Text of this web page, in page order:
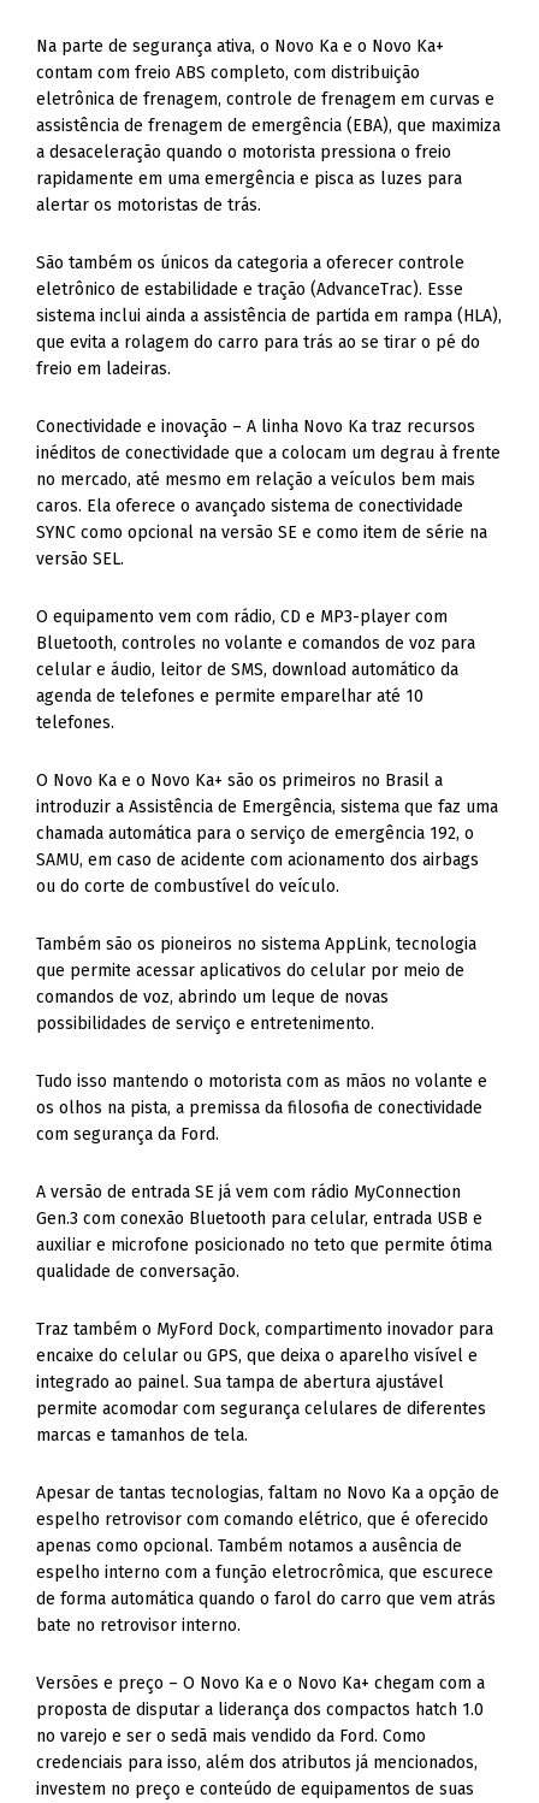
Na parte de segurança ativa, o Novo Ka e o Novo Ka+
contam com freio ABS completo, com distribuição
eletrônica de frenagem, controle de frenagem em curvas e
assistência de frenagem de emergência (EBA), que maximiza
a desaceleração quando o motorista pressiona o freio
rapidamente em uma emergência e pisca as luzes para
alertar os motoristas de trás.
São também os únicos da categoria a oferecer controle
eletrônico de estabilidade e tração (AdvanceTrac). Esse
sistema inclui ainda a assistência de partida em rampa (HLA),
que evita a rolagem do carro para trás ao se tirar o pé do
freio em ladeiras.
Conectividade e inovação – A linha Novo Ka traz recursos
inéditos de conectividade que a colocam um degrau à frente
no mercado, até mesmo em relação a veículos bem mais
caros. Ela oferece o avançado sistema de conectividade
SYNC como opcional na versão SE e como item de série na
versão SEL.
O equipamento vem com rádio, CD e MP3-player com
Bluetooth, controles no volante e comandos de voz para
celular e áudio, leitor de SMS, download automático da
agenda de telefones e permite emparelhar até 10
telefones.
O Novo Ka e o Novo Ka+ são os primeiros no Brasil a
introduzir a Assistência de Emergência, sistema que faz uma
chamada automática para o serviço de emergência 192, o
SAMU, em caso de acidente com acionamento dos airbags
ou do corte de combustível do veículo.
Também são os pioneiros no sistema AppLink, tecnologia
que permite acessar aplicativos do celular por meio de
comandos de voz, abrindo um leque de novas
possibilidades de serviço e entretenimento.
Tudo isso mantendo o motorista com as mãos no volante e
os olhos na pista, a premissa da filosofia de conectividade
com segurança da Ford.
A versão de entrada SE já vem com rádio MyConnection
Gen.3 com conexão Bluetooth para celular, entrada USB e
auxiliar e microfone posicionado no teto que permite ótima
qualidade de conversação.
Traz também o MyFord Dock, compartimento inovador para
encaixe do celular ou GPS, que deixa o aparelho visível e
integrado ao painel. Sua tampa de abertura ajustável
permite acomodar com segurança celulares de diferentes
marcas e tamanhos de tela.
Apesar de tantas tecnologias, faltam no Novo Ka a opção de
espelho retrovisor com comando elétrico, que é oferecido
apenas como opcional. Também notamos a ausência de
espelho interno com a função eletrocrômica, que escurece
de forma automática quando o farol do carro que vem atrás
bate no retrovisor interno.
Versões e preço – O Novo Ka e o Novo Ka+ chegam com a
proposta de disputar a liderança dos compactos hatch 1.0
no varejo e ser o sedã mais vendido da Ford. Como
credenciais para isso, além dos atributos já mencionados,
investem no preço e conteúdo de equipamentos de suas